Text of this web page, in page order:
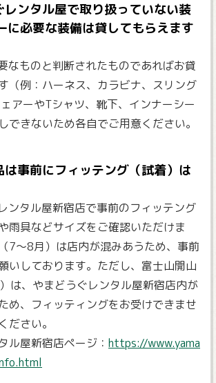
ンタル屋で取り扱っていない装
に必要な装備は貸してもらえます
なものと判断されたものであればお貸
（例：ハーネス、カラビナ、スリング
アーやTシャツ、靴下、インナーシー
できないため各自でご用意ください。
事前にフィッテング（試着）は
ンタル屋新宿店で事前のフィッテング
雨具などサイズをご確認いただけま
7～8月）は店内が混みあうため、事前
いしております。ただし、富士山開山
は、やまどうぐレンタル屋新宿店内が
め、フィッティングをお受けできませ
ださい。
ル屋新宿店ページ： https://www.yama